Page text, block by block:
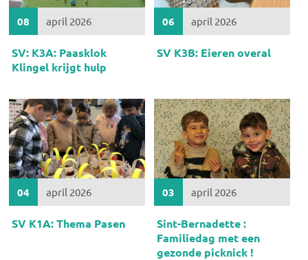
08 april 2026
SV: K3A: Paasklok
Klingel krijgt hulp
06 april 2026
SV K3B: Eieren overal
04 april 2026
SV K1A: Thema Pasen
03 april 2026
Sint-Bernadette :
Familiedag met een
gezonde picknick !